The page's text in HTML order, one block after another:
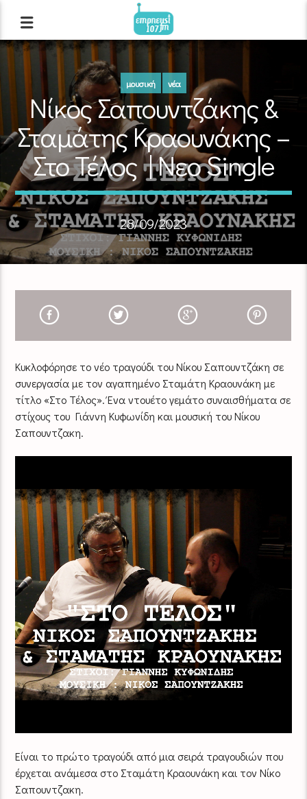
μουσική νέα
Νίκος Σαπουντζάκης &
Σταμάτης Κραουνάκης –
Στο Τέλος | Νεο Single
28/09/2023
Κυκλοφόρησε το νέο τραγούδι του Νίκου Σαπουντζάκη σε
συνεργασία με τον αγαπημένο Σταμάτη Κραουνάκη με
τίτλο «Στο Τέλος». Ένα ντουέτο γεμάτο συναισθήματα σε
στίχους του Γιάννη Κυφωνίδη και μουσική του Νίκου
Σαπουντζακη.
Είναι το πρώτο τραγούδι από μια σειρά τραγουδιών που
έρχεται ανάμεσα στο Σταμάτη Κραουνάκη και τον Νίκο
Σαπουντζακη.